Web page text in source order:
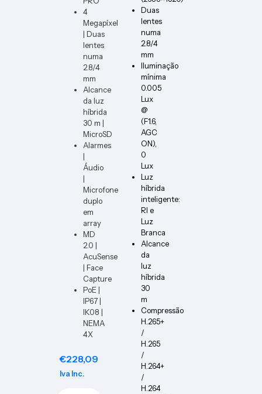
4
Megapíxel
| Duas
lentes
numa
2.8/4
mm
Alcance
da luz
híbrida
30 m |
MicroSD
Alarmes
|
Áudio
|
Microfone
duplo
em
array
MD
2.0 |
AcuSense
| Face
Capture
PoE |
IP67 |
IK08 |
NEMA
4X
€228,09
Iva Inc.
Duas
lentes
numa
2.8/4
mm
Iluminação
mínima
0.005
Lux
@
(F1.6,
AGC
ON),
0
Lux
Luz
híbrida
inteligente:
RI e
Luz
Branca
Alcance
da
luz
híbrida
30
m
Compressão
H.265+
/
H.265
/
H.264+
/
H.264
PCB1